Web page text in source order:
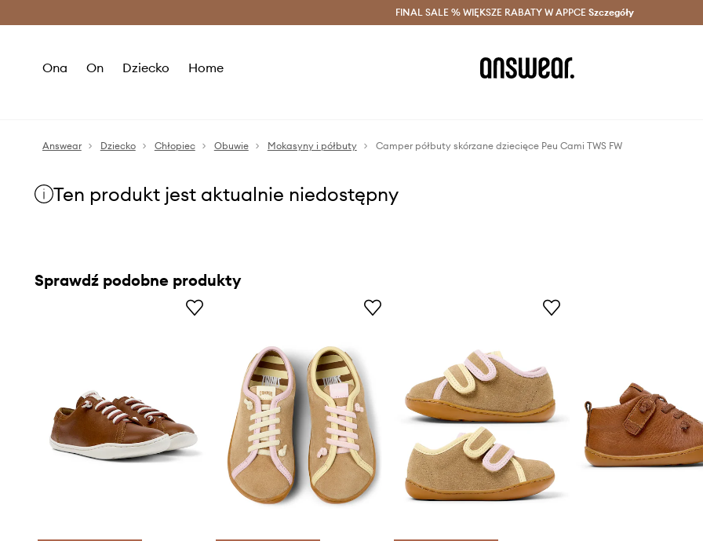
Oszczędzaj z Answear Club > Dostawa nawet w 24h >
FINAL SALE % WIĘKSZE RABATY W APPCE Szczegóły
Ona On Dziecko Home
Answear Dziecko Chłopiec Obuwie Mokasyny i półbuty Camper półbuty skórzane dziecięce Peu Cami TWS FW
Ten produkt jest aktualnie niedostępny
Sprawdź podobne produkty